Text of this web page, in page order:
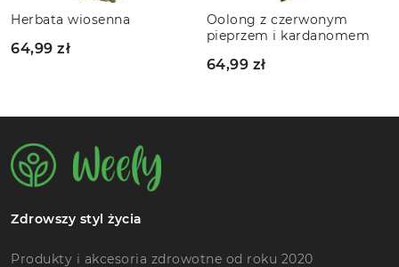
Oolong z czerwonym
Słodka truskawka z
bergamotką
64,99 zł
Zdrowszy styl życia
Produkty i akcesoria zdrowotne od roku 2020